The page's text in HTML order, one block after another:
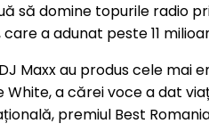
să domine topurile radio
a adunat peste 11
Maxx au produs cele
a cărei voce a dat
premiul Best